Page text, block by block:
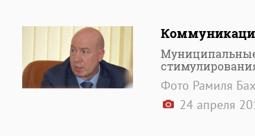
Фото Рамиля
24 апреля